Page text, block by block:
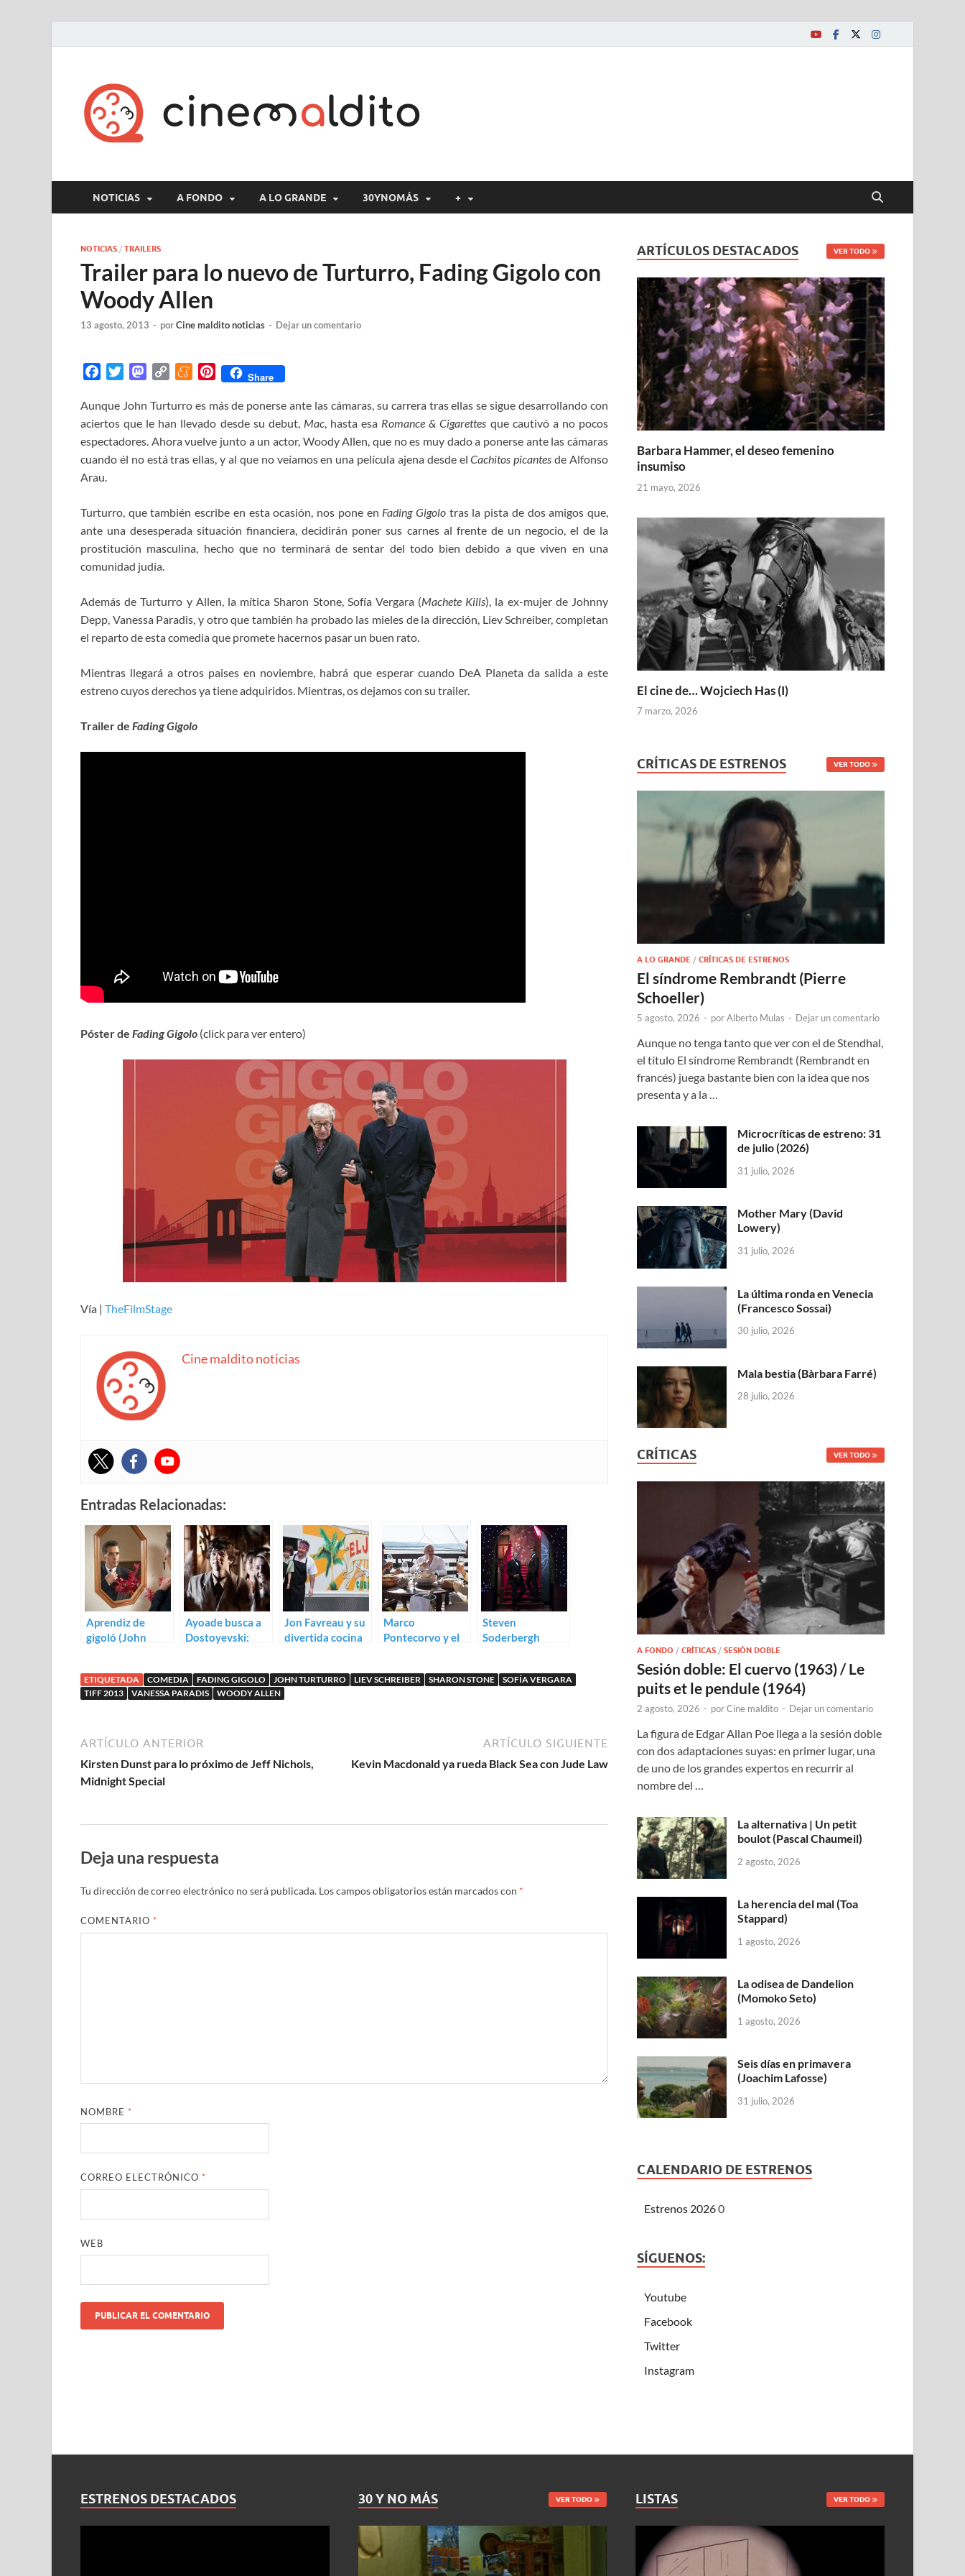
NOTICIAS A FONDO A LO GRANDE 30YNOMÁS +
NOTICIAS / TRAILERS
Trailer para lo nuevo de Turturro, Fading Gigolo con
Woody Allen
13 agosto, 2013 - porCine maldito noticias - Dejar un comentario
c
e
b
o
o
i
t
t
e
M
s
t
o
d
p
y
L
i
M
n
e
a
m
P
n
t
e
t
Share
Aunque John Turturro es más de ponerse ante las cámaras, su carrera tras ellas se sigue desarrollando con
aciertos que le han llevado desde su debut, Mac, hasta esa Romance & Cigarettes que cautivó a no pocos
espectadores. Ahora vuelve junto a un actor, Woody Allen, que no es muy dado a ponerse ante las cámaras
cuando él no está tras ellas, y al que no veíamos en una película ajena desde elCachitos picantes de Alfonso
Arau.
Turturro, que también escribe en esta ocasión, nos pone en Fading Gigolotras la pista de dos amigos que,
ante una desesperada situación financiera, decidirán poner sus carnes al frente de un negocio, el de la
prostitución masculina, hecho que no terminará de sentar del todo bien debido a que viven en una
comunidad judía.
Además de Turturro y Allen, la mítica Sharon Stone, Sofía Vergara (Machete Kills), la ex-mujer de Johnny
Depp, Vanessa Paradis, y otro que también ha probado las mieles de la dirección, Liev Schreiber, completan
el reparto de esta comedia que promete hacernos pasar un buen rato.
Mientras llegará a otros paises en noviembre, habrá que esperar cuando DeA Planeta da salida a este
estreno cuyos derechos ya tiene adquiridos. Mientras, os dejamos con su trailer.
Trailer de Fading Gigolo
Póster de Fading Gigolo (click para ver entero)
Vía | TheFilmStage
Cine maldito noticias
Entradas Relacionadas:
Aprendiz de
gigoló (John
Ayoade busca a
Dostoyevski:
Jon Favreau y su
divertida cocina
Marco
Pontecorvo y el
instabile
Steven
Soderbergh
para The
ETIQUETADA COMEDIA FADING GIGOLO JOHN TURTURRO LIEV SCHREIBER SHARON STONE
SOFÍA VERGARA
TIFF 2013
VANESSA PARADIS WOODY ALLEN
ARTÍCULO ANTERIOR
Kirsten Dunst para lo próximo de Jeff Nichols,
Midnight Special
ARTÍCULO SIGUIENTE
Kevin Macdonald ya rueda Black Sea con Jude Law
Deja una respuesta
Tu dirección de correo electrónico no será publicada. Los campos obligatorios están marcados con *
COMENTARIO *
NOMBRE *
CORREO ELECTRÓNICO *
WEB
ARTÍCULOS DESTACADOS VER TODO
Barbara Hammer, el deseo femenino
insumiso
21 mayo, 2026
El cine de… Wojciech Has (I)
7 marzo, 2026
CRÍTICAS DE ESTRENOS VER TODO
A LO GRANDE /CRÍTICAS DE ESTRENOS
El síndrome Rembrandt (Pierre
Schoeller)
5 agosto, 2026 - porAlberto Mulas - Dejar un comentario
Aunque no tenga tanto que ver con el de Stendhal,
el título El síndrome Rembrandt (Rembrandt en
francés) juega bastante bien con la idea que nos
presenta y a la …
Microcríticas de estreno: 31
de julio (2026)
31 julio, 2026
Mother Mary (David
Lowery)
31 julio, 2026
La última ronda en Venecia
(Francesco Sossai)
30 julio, 2026
Mala bestia (Bàrbara Farré)
28 julio, 2026
CRÍTICAS VER TODO
A FONDO /CRÍTICAS /SESIÓN DOBLE
Sesión doble: El cuervo (1963) / Le
puits et le pendule (1964)
2 agosto, 2026 - porCine maldito - Dejar un comentario
La figura de Edgar Allan Poe llega a la sesión doble
con dos adaptaciones suyas: en primer lugar, una
de uno de los grandes expertos en recurrir al
nombre del …
La alternativa | Un petit
boulot (Pascal Chaumeil)
2 agosto, 2026
La herencia del mal (Toa
Stappard)
1 agosto, 2026
La odisea de Dandelion
(Momoko Seto)
1 agosto, 2026
Seis días en primavera
(Joachim Lafosse)
31 julio, 2026
CALENDARIO DE ESTRENOS
Estrenos 20260
SÍGUENOS:
Youtube
Facebook
Twitter
Instagram
ESTRENOS DESTACADOS 30 Y NO MÁS VER TODO LISTAS VER TODO